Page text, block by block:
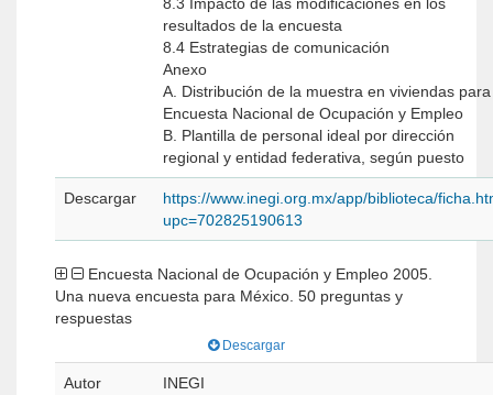
resultados de la encuesta
8.4 Estrategias de comunicación
Anexo
A. Distribución de la muestra en viviendas
Encuesta Nacional de Ocupación y Empleo
B. Plantilla de personal ideal por dirección
regional y entidad federativa, según puesto
Descargar
https://www.inegi.org.mx/app/biblioteca/
upc=702825190613
Una nueva encuesta para México. 50 preguntas y
respuestas
Descargar
Autor INEGI